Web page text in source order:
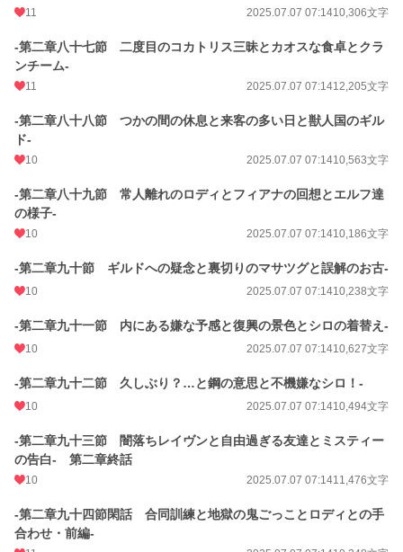
11 2025.07.07 07:1410,306文字
-第二章八十七節 二度目のコカトリス三昧とカオスな食卓とクラ
ンチーム-
11 2025.07.07 07:1412,205文字
-第二章八十八節 つかの間の休息と来客の多い日と獣人国のギル
ド-
10 2025.07.07 07:1410,563文字
-第二章八十九節 常人離れのロディとフィアナの回想とエルフ達
の様子-
10 2025.07.07 07:1410,186文字
-第二章九十節 ギルドへの疑念と裏切りのマサツグと誤解のお古-
10 2025.07.07 07:1410,238文字
-第二章九十一節 内にある嫌な予感と復興の景色とシロの着替え-
10 2025.07.07 07:1410,627文字
-第二章九十二節 久しぶり？…と鋼の意思と不機嫌なシロ！-
10 2025.07.07 07:1410,494文字
-第二章九十三節 闇落ちレイヴンと自由過ぎる友達とミスティー
の告白- 第二章終話
10 2025.07.07 07:1411,476文字
-第二章九十四節閑話 合同訓練と地獄の鬼ごっことロディとの手
合わせ・前編-